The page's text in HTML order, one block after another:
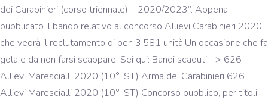
dei Carabinieri (corso triennale) – 2020/2023”. Appena
pubblicato il bando relativo al concorso Allievi Carabinieri 2020,
che vedrà il reclutamento di ben 3.581 unità.Un occasione che fa
gola e da non farsi scappare. Sei qui: Bandi scaduti--> 626
Allievi Marescialli 2020 (10° IST) Arma dei Carabinieri 626
Allievi Marescialli 2020 (10° IST) Concorso pubblico, per titoli